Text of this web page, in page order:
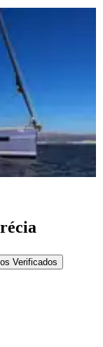
Verificados